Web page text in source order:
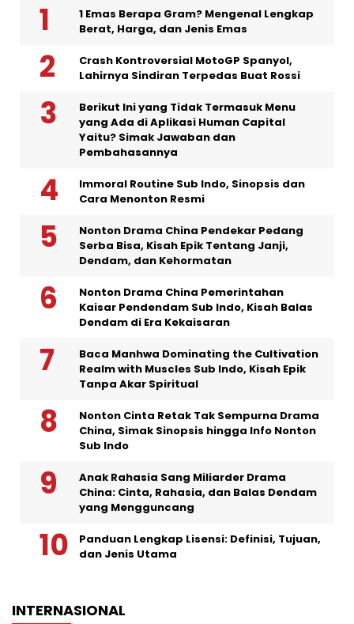
1 Emas Berapa Gram? Mengenal Lengkap
Berat, Harga, dan Jenis Emas
Crash Kontroversial MotoGP Spanyol,
Lahirnya Sindiran Terpedas Buat Rossi
Berikut Ini yang Tidak Termasuk Menu
yang Ada di Aplikasi Human Capital
Yaitu? Simak Jawaban dan
Pembahasannya
Immoral Routine Sub Indo, Sinopsis dan
Cara Menonton Resmi
Nonton Drama China Pendekar Pedang
Serba Bisa, Kisah Epik Tentang Janji,
Dendam, dan Kehormatan
Nonton Drama China Pemerintahan
Kaisar Pendendam Sub Indo, Kisah Balas
Dendam di Era Kekaisaran
Baca Manhwa Dominating the Cultivation
Realm with Muscles Sub Indo, Kisah Epik
Tanpa Akar Spiritual
Nonton Cinta Retak Tak Sempurna Drama
China, Simak Sinopsis hingga Info Nonton
Sub Indo
Anak Rahasia Sang Miliarder Drama
China: Cinta, Rahasia, dan Balas Dendam
yang Mengguncang
Panduan Lengkap Lisensi: Definisi, Tujuan,
dan Jenis Utama
INTERNASIONAL